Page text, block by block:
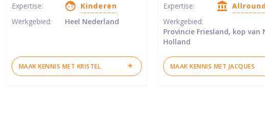
sterren
Expertise:
Kinderen
Werkgebied:
Heel Nederland
MAAK KENNIS MET KRISTEL
sterren
Expertise:
Werkgebied:
Provincie Friesland, kop van
Holland
MAAK KENNIS MET JACQUES